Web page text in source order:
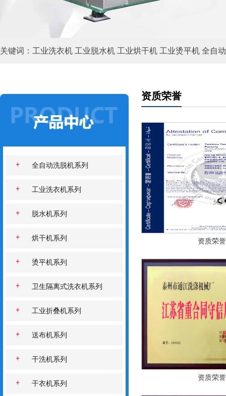
关键词：工业洗衣机 工业脱水机 工业烘干机 工业烫平机 全自
全自动洗脱机系列
工业洗衣机系列
脱水机系列
烘干机系列
烫平机系列
卫生隔离式洗衣机系列
工业折叠机系列
送布机系列
干洗机系列
干衣机系列
资质荣誉
资质荣誉
资质荣誉